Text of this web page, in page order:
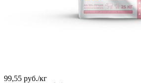
99,55 руб./кг